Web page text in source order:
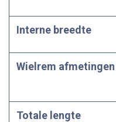
Interne breedte
Wielrem afmetingen
Totale lengte